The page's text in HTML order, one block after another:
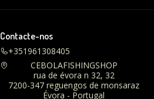
Contacte-nos
+351961308405
CEBOLAFISHINGSHOP
rua de évora n 32, 32
7200-347 reguengos de monsaraz
Évora - Portugal